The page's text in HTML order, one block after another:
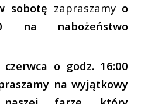
sobotę zapraszamy o
na nabożeństwo
o godz. 16:00
na wyjątkowy